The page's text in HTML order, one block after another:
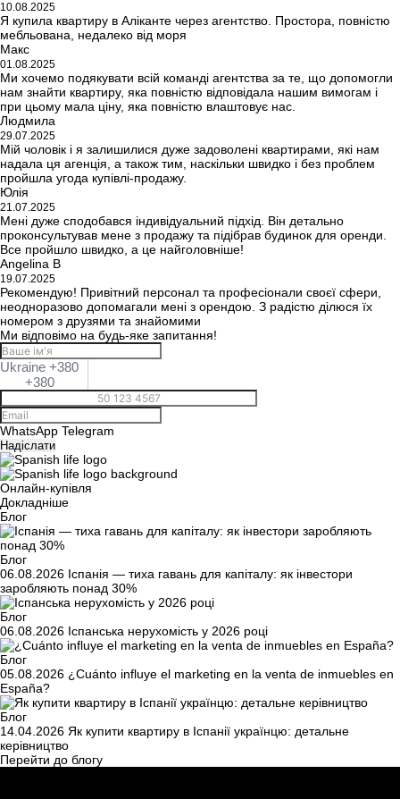
10.08.2025
Я купила квартиру в Аліканте через агентство. Простора, повністю
мебльована, недалеко від моря
Макс
01.08.2025
Ми хочемо подякувати всій команді агентства за те, що допомогли
нам знайти квартиру, яка повністю відповідала нашим вимогам і
при цьому мала ціну, яка повністю влаштовує нас.
Людмила
29.07.2025
Мій чоловік і я залишилися дуже задоволені квартирами, які нам
надала ця агенція, а також тим, наскільки швидко і без проблем
пройшла угода купівлі-продажу.
Юлія
21.07.2025
Мені дуже сподобався індивідуальний підхід. Він детально
проконсультував мене з продажу та підібрав будинок для оренди.
Все пройшло швидко, а це найголовніше!
Angelina B
19.07.2025
Рекомендую! Привітний персонал та професіонали своєї сфери,
неодноразово допомагали мені з орендою. З радістю ділюся їх
номером з друзями та знайомими
Ми відповімо на будь-яке запитання!
Ukraine +380
+380
WhatsApp Telegram
Надіслати
Онлайн-купівля
Докладніше
Блог
Блог
06.08.2026 Іспанія — тиха гавань для капіталу: як інвестори
заробляють понад 30%
Блог
06.08.2026 Іспанська нерухомість у 2026 році
Блог
05.08.2026 ¿Cuánto influye el marketing en la venta de inmuebles en
España?
Блог
14.04.2026 Як купити квартиру в Іспанії українцю: детальне
керівництво
Перейти до блогу